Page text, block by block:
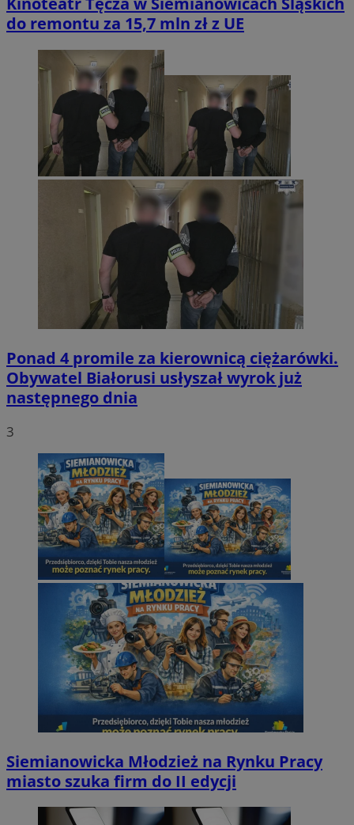
do remontu za 15,7 mln zł z UE
Ponad 4 promile za kierownicą ciężarówki.
Obywatel Białorusi usłyszał wyrok już
następnego dnia
3
Siemianowicka Młodzież na Rynku Pracy
miasto szuka firm do II edycji